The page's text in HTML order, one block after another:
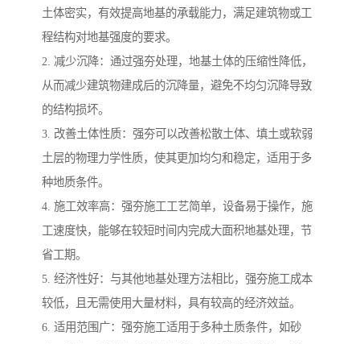
土体密实，有效提高地基的承载能力，满足建筑物或工
程结构对地基强度的要求。
2. 减少沉降：通过强夯处理，地基土体的压缩性降低，
从而减少建筑物建成后的沉降量，避免不均匀沉降导致
的结构损坏。
3. 改善土体性质：强夯可以改善松散土体、填土或软弱
土层的物理力学性质，使其更加均匀和稳定，适用于多
种地质条件。
4. 施工效率高：强夯施工工艺简单，设备易于操作，施
工速度快，能够在较短时间内完成大面积地基处理，节
省工期。
5. 经济性好：与其他地基处理方法相比，强夯施工成本
较低，且无需使用大量材料，具有较高的经济效益。
6. 适用范围广：强夯施工适用于多种土质条件，如砂